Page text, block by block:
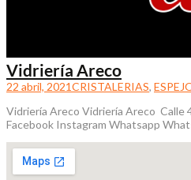
Vidriería Areco
22 abril, 2021CRISTALERIAS,
Vidriería Areco Vidriería Areco Calle
Facebook Instagram Whatsapp